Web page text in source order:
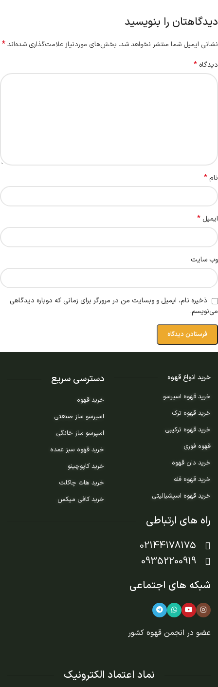
دیدگاهتان را بنویسید
نشانی ایمیل شما منتشر نخواهد شد. بخش‌های موردنیاز علامت‌گذاری شده‌اند*
دیدگاه *
نام*
ایمیل *
وب‌ سایت
ذخیره نام، ایمیل و وبسایت من در مرورگر برای زمانی که دوباره دیدگاهی
می‌نویسم.
خرید انواع قهوه
خرید قهوه اسپرسو
خرید قهوه ترک
خرید قهوه ترکیبی
قهوه فوری
خرید دان قهوه
خرید قهوه فله
خرید قهوه اسپشیالیتی
دسترسی سریع
خرید قهوه
اسپرسو ساز صنعتی
اسپرسو ساز خانگی
خرید قهوه سبز عمده
خرید کاپوچینو
خرید هات چاکلت
خرید کافی میکس
راه های ارتباطی
02144178175
09352200919
شبکه های اجتماعی
عضو در انجمن قهوه کشور
نماد اعتماد الکترونیک